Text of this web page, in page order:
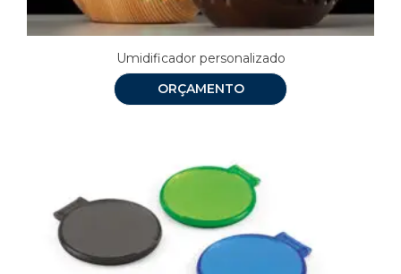
Umidificador personalizado
ORÇAMENTO